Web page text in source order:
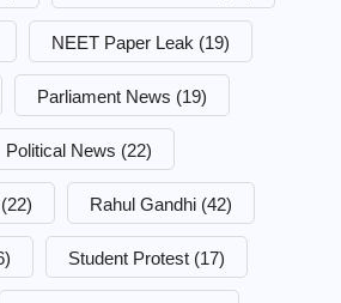
NEET Paper Leak (19)
Parliament News (19)
Political News (22)
(22) Rahul Gandhi (42)
Student Protest (17)